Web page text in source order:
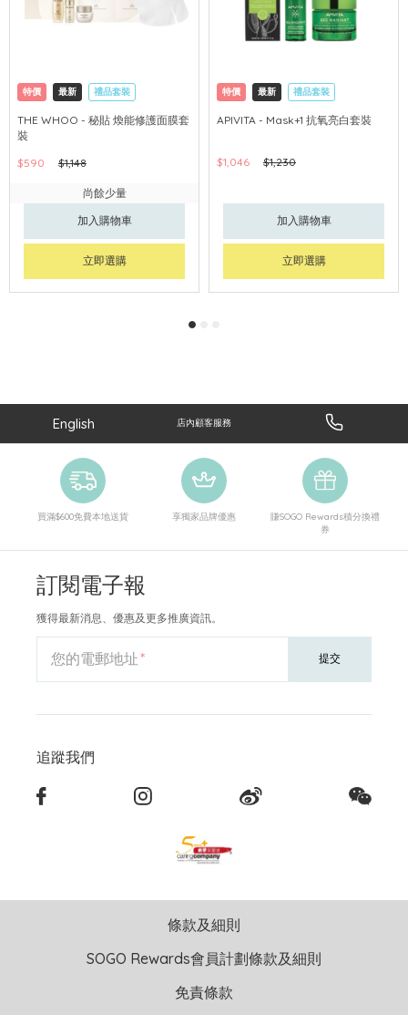
特價 最新 禮品套裝
網購店取 可中國內地配送
THE WHOO - 秘貼 煥能修護面膜套
裝
$590
$1,148
尚餘少量
加入購物車
立即選購
特價 最新 禮品套裝
網購店取 可中國內地配送
APIVITA - Mask+1 抗氧亮白套裝
$1,046 $1,230
加入購物車
立即選購
English 店內顧客服務
買滿$600免費本地送貨 享獨家品牌優惠
賺SOGO Rewards積分換禮
券
訂閱電子報
獲得最新消息、優惠及更多推廣資訊。
您的電郵地址 提交
追蹤我們
條款及細則
SOGO Rewards會員計劃條款及細則
免責條款